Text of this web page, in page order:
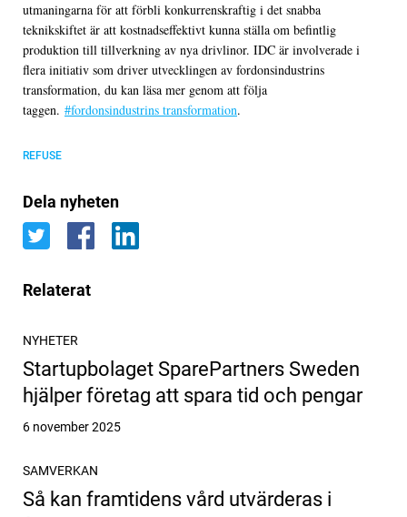
utmaningarna för att förbli konkurrenskraftig i det snabba
teknikskiftet är att kostnadseffektivt kunna ställa om befintlig
produktion till tillverkning av nya drivlinor. IDC är involverade i
flera initiativ som driver utvecklingen av fordonsindustrins
transformation, du kan läsa mer genom att följa
taggen. #fordonsindustrins transformation.
REFUSE
Dela nyheten
Relaterat
NYHETER
Startupbolaget SparePartners Sweden
hjälper företag att spara tid och pengar
Publicerat
6 november 2025
SAMVERKAN
Så kan framtidens vård utvärderas i